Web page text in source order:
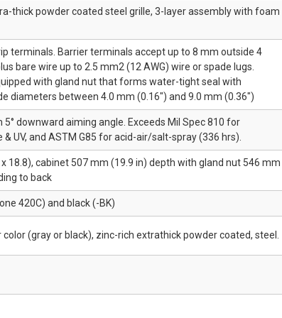
thick powder coated steel grille, 3-layer assembly with foam
terminals. Barrier terminals accept up to 8 mm outside 4
bare wire up to 2.5 mm2 (12 AWG) wire or spade lugs.
with gland nut that forms water-tight seal with
diameters between 4.0 mm (0.16") and 9.0 mm (0.36")
5° downward aiming angle. Exceeds Mil Spec 810 for
UV, and ASTM G85 for acid-air/salt-spray (336 hrs).
18.8), cabinet 507 mm (19.9 in) depth with gland nut 546 mm
to back
420C) and black (-BK)
(gray or black), zinc-rich extrathick powder coated, steel.